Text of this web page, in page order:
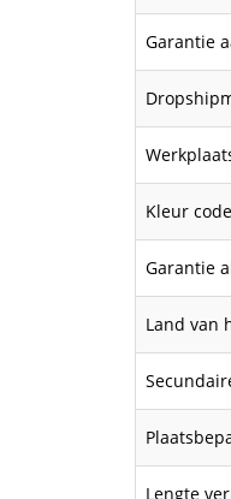
Garantie
Kleur code
Garantie
Land van
Lengte